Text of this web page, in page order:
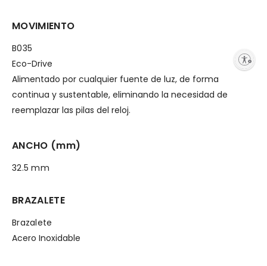
MOVIMIENTO
B035
Eco-Drive
Alimentado por cualquier fuente de luz, de forma
continua y sustentable, eliminando la necesidad de
reemplazar las pilas del reloj.
ANCHO (mm)
32.5 mm
BRAZALETE
Brazalete
Acero Inoxidable